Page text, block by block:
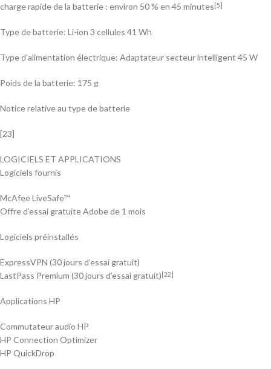
charge rapide de la batterie : environ 50 % en 45 minutes [5]
Type de batterie: Li-ion 3 cellules 41 Wh
Type d’alimentation électrique: Adaptateur secteur intelligent 45 W
Poids de la batterie: 175 g
Notice relative au type de batterie
[23]
LOGICIELS ET APPLICATIONS
Logiciels fournis
McAfee LiveSafe™
Offre d’essai gratuite Adobe de 1 mois
Logiciels préinstallés
ExpressVPN (30 jours d’essai gratuit)
LastPass Premium (30 jours d’essai gratuit) [22]
Applications HP
Commutateur audio HP
HP Connection Optimizer
HP QuickDrop